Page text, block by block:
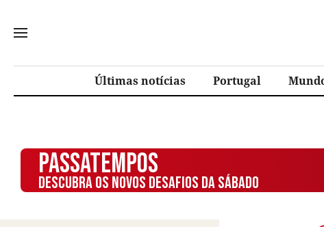
Últimas notícias Portugal
PASSATEMPOS
DESCUBRA OS NOVOS DESAFIOS DA SÁBADO